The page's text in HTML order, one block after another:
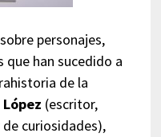
personajes,
que han sucedido a
de la
(escritor,
curiosidades),